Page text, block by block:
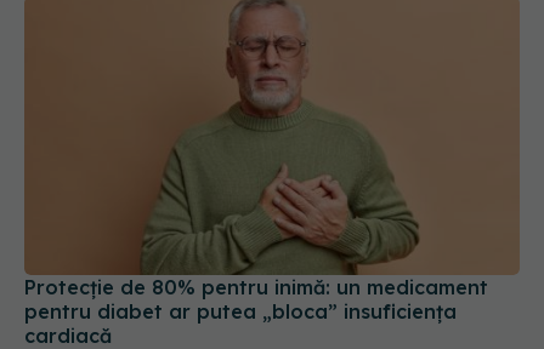
Protecție de 80% pentru inimă: un medicament
pentru diabet ar putea „bloca” insuficiența
cardiacă